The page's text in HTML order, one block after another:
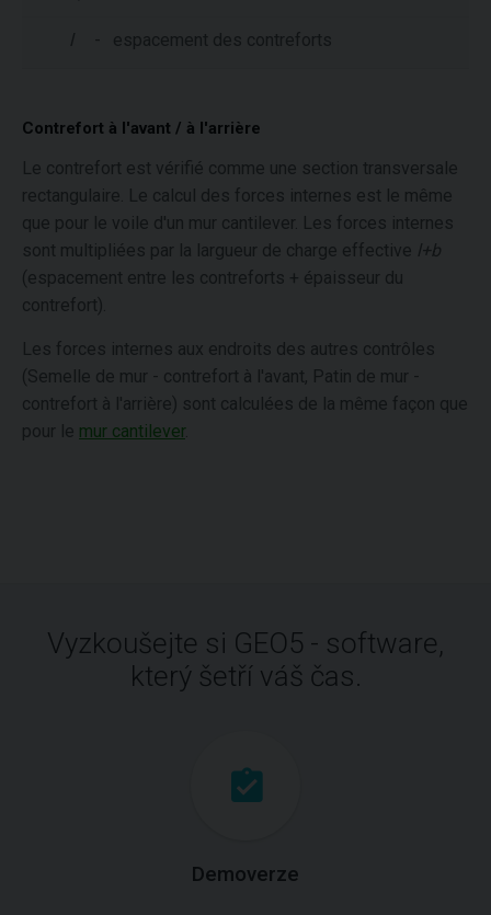
l - espacement des contreforts
Contrefort à l'avant / à l'arrière
Le contrefort est vérifié comme une section transversale
rectangulaire. Le calcul des forces internes est le même
que pour le voile d'un mur cantilever. Les forces internes
sont multipliées par la largueur de charge effective l+b
(espacement entre les contreforts + épaisseur du
contrefort).
Les forces internes aux endroits des autres contrôles
(Semelle de mur - contrefort à l'avant, Patin de mur -
contrefort à l'arrière) sont calculées de la même façon que
pour le mur cantilever.
Vyzkoušejte si GEO5 - software,
který šetří váš čas.
Demoverze